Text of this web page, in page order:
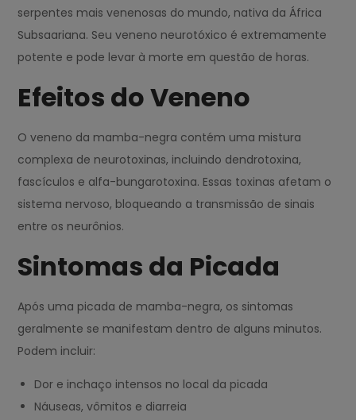
serpentes mais venenosas do mundo, nativa da África
Subsaariana. Seu veneno neurotóxico é extremamente
potente e pode levar à morte em questão de horas.
Efeitos do Veneno
O veneno da mamba-negra contém uma mistura
complexa de neurotoxinas, incluindo dendrotoxina,
fascículos e alfa-bungarotoxina. Essas toxinas afetam o
sistema nervoso, bloqueando a transmissão de sinais
entre os neurônios.
Sintomas da Picada
Após uma picada de mamba-negra, os sintomas
geralmente se manifestam dentro de alguns minutos.
Podem incluir:
Dor e inchaço intensos no local da picada
Náuseas, vômitos e diarreia